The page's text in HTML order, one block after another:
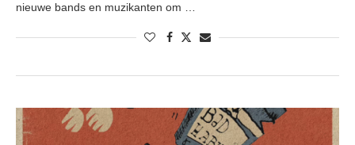
nieuwe bands en muzikanten om …